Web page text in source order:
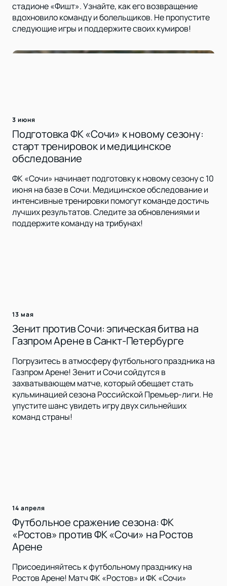
стадионе «Фишт». Узнайте, как его возвращение
вдохновило команду и болельщиков. Не пропустите
следующие игры и поддержите своих кумиров!
3 июня
Подготовка ФК «Сочи» к новому сезону:
старт тренировок и медицинское
обследование
ФК «Сочи» начинает подготовку к новому сезону с 10
июня на базе в Сочи. Медицинское обследование и
интенсивные тренировки помогут команде достичь
лучших результатов. Следите за обновлениями и
поддержите команду на трибунах!
13 мая
Зенит против Сочи: эпическая битва на
Газпром Арене в Санкт-Петербурге
Погрузитесь в атмосферу футбольного праздника на
Газпром Арене! Зенит и Сочи сойдутся в
захватывающем матче, который обещает стать
кульминацией сезона Российской Премьер-лиги. Не
упустите шанс увидеть игру двух сильнейших
команд страны!
14 апреля
Футбольное сражение сезона: ФК
«Ростов» против ФК «Сочи» на Ростов
Арене
Присоединяйтесь к футбольному празднику на
Ростов Арене! Матч ФК «Ростов» и ФК «Сочи»